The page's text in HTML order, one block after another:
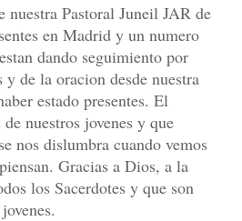
nuestra Pastoral Juneil JAR de
en Madrid y un numero
dando seguimiento por
de la oracion desde nuestra
estado presentes. El
nuestros jovenes y que
nos dislumbra cuando vemos
Gracias a Dios, a la
los Sacerdotes y que son